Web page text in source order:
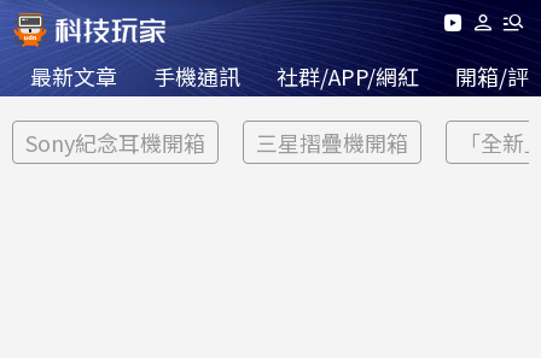
最新文章 手機通訊 社群/APP/網紅 開箱/評
Sony紀念耳機開箱 三星摺疊機開箱 「全新